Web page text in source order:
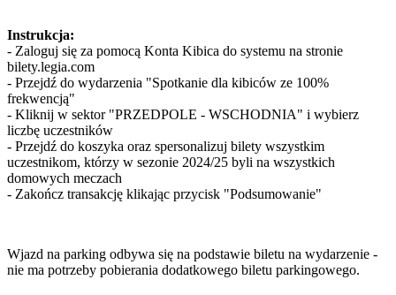
Instrukcja:
- Zaloguj się za pomocą Konta Kibica do systemu na stronie
bilety.legia.com
- Przejdź do wydarzenia "Spotkanie dla kibiców ze 100%
frekwencją"
- Kliknij w sektor "PRZEDPOLE - WSCHODNIA" i wybierz
liczbę uczestników
- Przejdź do koszyka oraz spersonalizuj bilety wszystkim
uczestnikom, którzy w sezonie 2024/25 byli na wszystkich
domowych meczach
- Zakończ transakcję klikając przycisk "Podsumowanie"
Wjazd na parking odbywa się na podstawie biletu na wydarzenie -
nie ma potrzeby pobierania dodatkowego biletu parkingowego.